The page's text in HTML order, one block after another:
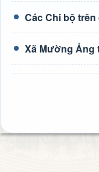
Các Chi bộ
Xã Mường Ảng